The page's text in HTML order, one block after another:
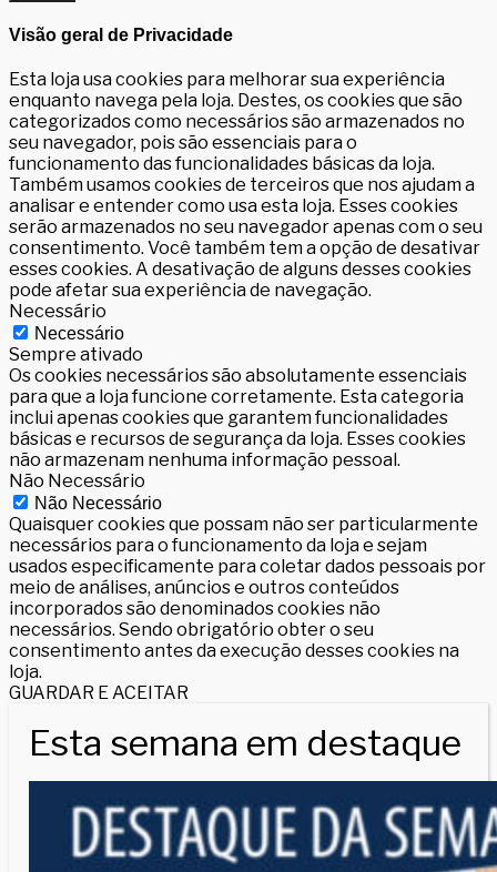
Visão geral de Privacidade
Esta loja usa cookies para melhorar sua experiência
enquanto navega pela loja. Destes, os cookies que são
categorizados como necessários são armazenados no
seu navegador, pois são essenciais para o
funcionamento das funcionalidades básicas da loja.
Também usamos cookies de terceiros que nos ajudam a
analisar e entender como usa esta loja. Esses cookies
serão armazenados no seu navegador apenas com o seu
consentimento. Você também tem a opção de desativar
esses cookies. A desativação de alguns desses cookies
pode afetar sua experiência de navegação.
Necessário
Necessário
Sempre ativado
Os cookies necessários são absolutamente essenciais
para que a loja funcione corretamente. Esta categoria
inclui apenas cookies que garantem funcionalidades
básicas e recursos de segurança da loja. Esses cookies
não armazenam nenhuma informação pessoal.
Não Necessário
Não Necessário
Quaisquer cookies que possam não ser particularmente
necessários para o funcionamento da loja e sejam
usados especificamente para coletar dados pessoais por
meio de análises, anúncios e outros conteúdos
incorporados são denominados cookies não
necessários. Sendo obrigatório obter o seu
consentimento antes da execução desses cookies na
loja.
GUARDAR E ACEITAR
Esta semana em destaque